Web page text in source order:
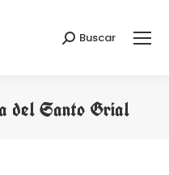
Buscar:
Buscar
del Santo Grial